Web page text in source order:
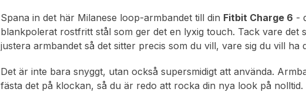
Spana in det här Milanese loop-armbandet till din Fitbit Charge 6 -
blankpolerat rostfritt stål som ger det en lyxig touch. Tack vare det
justera armbandet så det sitter precis som du vill, vare sig du vill ha
Det är inte bara snyggt, utan också supersmidigt att använda.
fästa det på klockan, så du är redo att rocka din nya look på nolltid.